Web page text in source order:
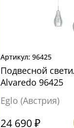
96425
Подвесной
Alvaredo 96425
Eglo (Австрия)
24 690 ₽